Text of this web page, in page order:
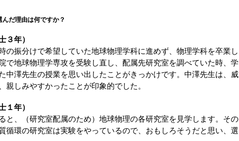
だ理由は何ですか？
３年）
の振分けで希望していた地球物理学科に進めず、物理学科を卒業し
で地球物理学専攻を受験し直し、配属先研究室を調べていた時、学
中澤先生の授業を思い出したことがきっかけです。中澤先生は、威
親しみやすかったことが印象的でした。
１年）
と、（研究室配属のため）地球物理の各研究室を見学します。その
循環の研究室は実験をやっているので、おもしろそうだと思い、選